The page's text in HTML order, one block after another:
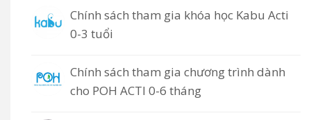
Chính sách tham gia khóa học Kabu Acti
0-3 tuổi
Chính sách tham gia chương trình dành
cho POH ACTI 0-6 tháng